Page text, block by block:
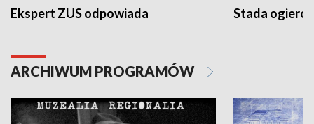
Ekspert ZUS odpowiada Stada
ARCHIWUM PROGRAMÓW